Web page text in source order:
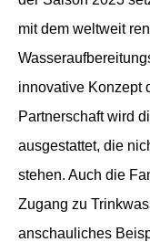
mit dem weltweit
innovative Konzept
Partnerschaft wird
ausgestattet, die
stehen. Auch die
Zugang zu
anschauliches